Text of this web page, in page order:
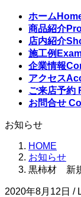
ホーム
商品紹介
店内紹介
施工例
企業情報
アクセス
ご来店予約
お問合せ
お知らせ
HOME
お知らせ
黒柿材 新
2020年8月12日 /